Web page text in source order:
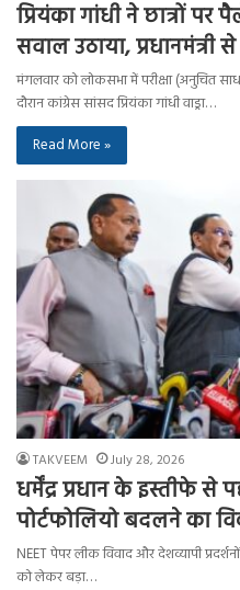
प्रियंका गांधी ने छात्रों
सवाल उठाया, प्रधानमंत्री
मंगलवार को लोकसभा में परीक्षा (अनुचित
दौरान कांग्रेस सांसद प्रियंका गांधी वाड्रा…
Read More »
TAKVEEM July 28, 2026
धर्मेंद्र प्रधान के इस्तीफे से
पोर्टफोलियो बदलने का
NEET पेपर लीक विवाद और देशव्यापी
को लेकर बड़ा…